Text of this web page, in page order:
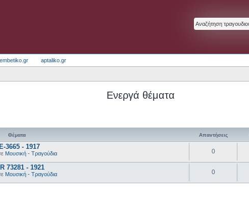
aptaliko.gr
Ενεργά θέματα
Θέματα Απαντήσεις
- 1917
Μουσική - Τραγούδια 0
73281 - 1921
Μουσική - Τραγούδια 0